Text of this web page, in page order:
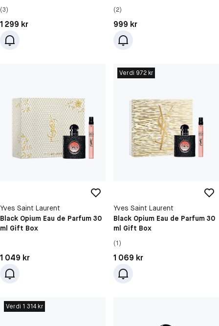
(3)
Pris: 1 299 kr
1 299 kr
(2)
Pris: 999 kr
999 kr
Yves Saint Laurent
Black Opium Eau de Parfum 30
ml Gift Box
Pris: 1 049 kr
1 049 kr
Verdi 972 kr
Yves Saint Laurent
Black Opium Eau de Parfum 30
ml Gift Box
(1)
Pris: 1 069 kr
1 069 kr
Verdi 1 314 kr